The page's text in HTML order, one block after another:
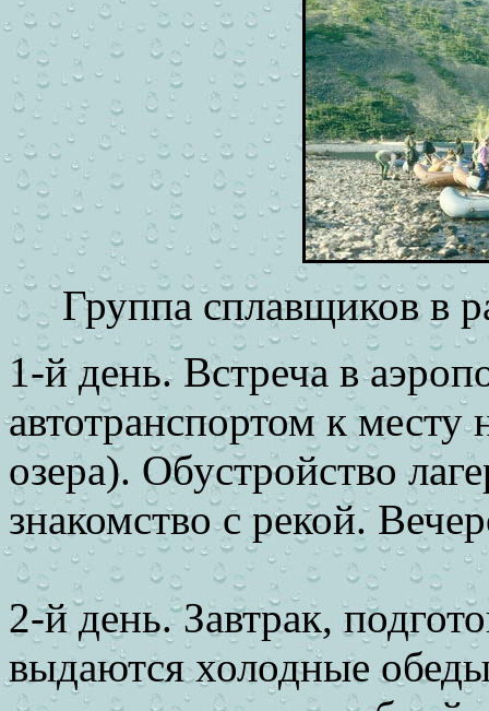
Группа сплавщиков в
1-й день. Встреча в
автотранспортом к месту
озера). Обустройство
знакомство с рекой.
2-й день. Завтрак,
выдаются холодные